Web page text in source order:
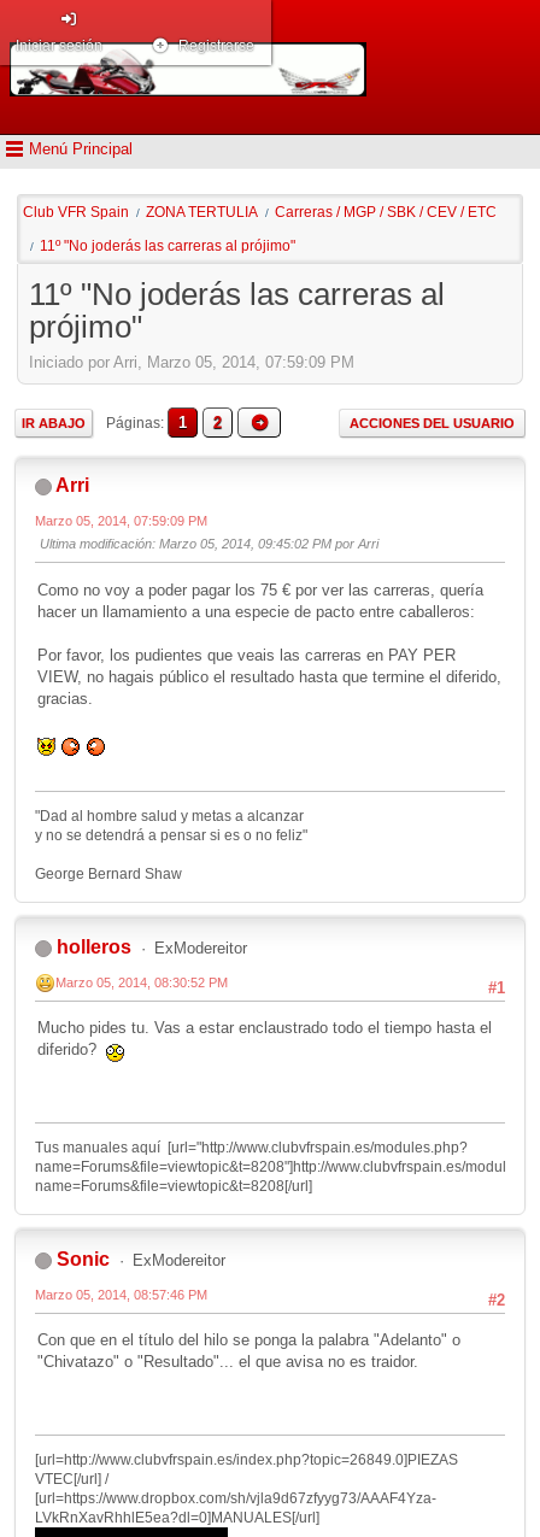
Menú Principal
Iniciar sesión Registrarse
Club VFR Spain / ZONA TERTULIA / Carreras / MGP / SBK / CEV / ETC
/ 11º "No joderás las carreras al prójimo"
11º "No joderás las carreras al
prójimo"
Iniciado por Arri, Marzo 05, 2014, 07:59:09 PM
IR ABAJO Páginas 1 2 ACCIONES DEL USUARIO
Arri
Marzo 05, 2014, 07:59:09 PM
Ultima modificación: Marzo 05, 2014, 09:45:02 PM por Arri
Como no voy a poder pagar los 75 € por ver las carreras, quería
hacer un llamamiento a una especie de pacto entre caballeros:
Por favor, los pudientes que veais las carreras en PAY PER
VIEW, no hagais público el resultado hasta que termine el diferido,
gracias.
"Dad al hombre salud y metas a alcanzar
y no se detendrá a pensar si es o no feliz"
George Bernard Shaw
holleros ExModereitor
#1
Marzo 05, 2014, 08:30:52 PM
Mucho pides tu. Vas a estar enclaustrado todo el tiempo hasta el
diferido?
Tus manuales aquí [url="http://www.clubvfrspain.es/modules.php?
name=Forums&file=viewtopic&t=8208"]http://www.clubvfrspain.es/
name=Forums&file=viewtopic&t=8208[/url]
Sonic ExModereitor
#2
Marzo 05, 2014, 08:57:46 PM
Con que en el título del hilo se ponga la palabra "Adelanto" o
"Chivatazo" o "Resultado"... el que avisa no es traidor.
[url=http://www.clubvfrspain.es/index.php?topic=26849.0]PIEZAS
VTEC[/url] /
[url=https://www.dropbox.com/sh/vjla9d67zfyyg73/AAAF4Yza-
LVkRnXavRhhlE5ea?dl=0]MANUALES[/url]